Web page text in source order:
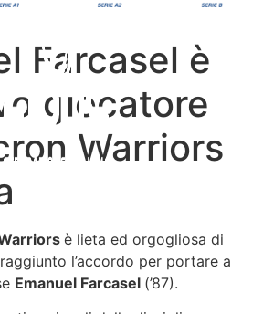
Farcasel è
giocatore
Warriors
è lieta ed orgogliosa di
l’accordo per portare a
Emanuel Farcasel (’87).